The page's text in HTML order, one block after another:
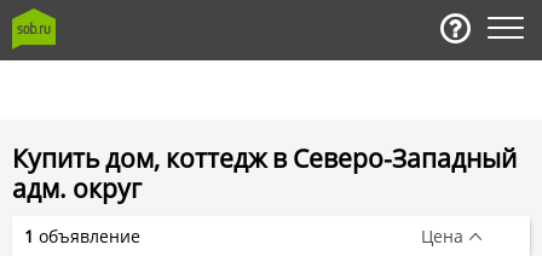
Купить дом, коттедж в Северо-Западный
адм. округ
1 объявление Цена